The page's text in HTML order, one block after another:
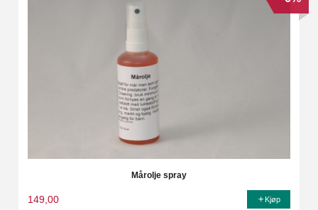
Mårolje spray
149,00 Kjøp